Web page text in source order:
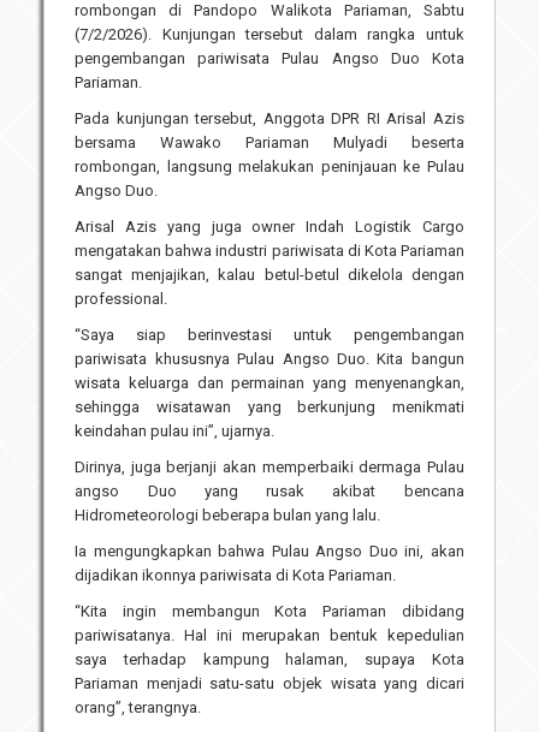
rombongan di Pandopo Walikota Pariaman, Sabtu
(7/2/2026). Kunjungan tersebut dalam rangka untuk
pengembangan pariwisata Pulau Angso Duo Kota
Pariaman.
Pada kunjungan tersebut, Anggota DPR RI Arisal Azis
bersama Wawako Pariaman Mulyadi beserta
rombongan, langsung melakukan peninjauan ke Pulau
Angso Duo.
Arisal Azis yang juga owner Indah Logistik Cargo
mengatakan bahwa industri pariwisata di Kota Pariaman
sangat menjajikan, kalau betul-betul dikelola dengan
professional.
“Saya siap berinvestasi untuk pengembangan
pariwisata khususnya Pulau Angso Duo. Kita bangun
wisata keluarga dan permainan yang menyenangkan,
sehingga wisatawan yang berkunjung menikmati
keindahan pulau ini”, ujarnya.
Dirinya, juga berjanji akan memperbaiki dermaga Pulau
angso Duo yang rusak akibat bencana
Hidrometeorologi beberapa bulan yang lalu.
Ia mengungkapkan bahwa Pulau Angso Duo ini, akan
dijadikan ikonnya pariwisata di Kota Pariaman.
“Kita ingin membangun Kota Pariaman dibidang
pariwisatanya. Hal ini merupakan bentuk kepedulian
saya terhadap kampung halaman, supaya Kota
Pariaman menjadi satu-satu objek wisata yang dicari
orang”, terangnya.